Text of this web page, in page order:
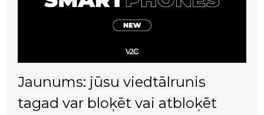
Jaunums: jūsu viedtālrunis
tagad var bloķēt vai atbloķēt